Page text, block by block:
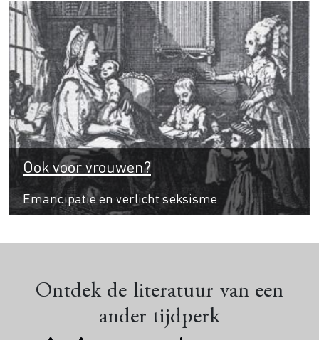
Ook voor vrouwen?
Emancipatie en verlicht seksisme
Ontdek de literatuur van een
ander tijdperk